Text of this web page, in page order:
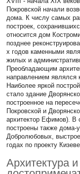
Покровской начали
дома. К числу самых
построек,
относится дом
позднее
х годов каменными
жилых и
Преобладающим
направлением являлся
Наиболее яркой
стало здание
построенное на
Покровской и
архитектор Ефимов). В
построены также дома-
Добролюбовых,
годах по проекту
Архитектура и